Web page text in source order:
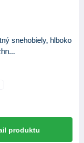
snehobiely, hlboko
produktu